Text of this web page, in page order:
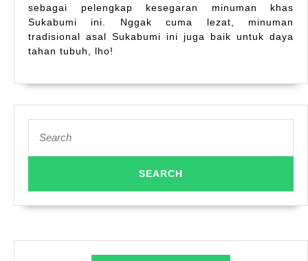
sebagai pelengkap kesegaran minuman khas
Sukabumi ini. Nggak cuma lezat, minuman
tradisional asal Sukabumi ini juga baik untuk daya
tahan tubuh, lho!
for: